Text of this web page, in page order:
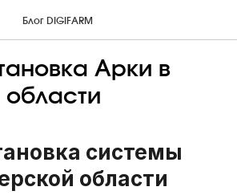
Блог DIGIFARM
Арки в
области
системы
области